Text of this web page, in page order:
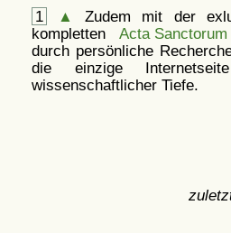
1 ▲
Zudem mit der
kompletten Acta Sanctorum
durch persönliche
die einzige
wissenschaftlicher Tiefe.